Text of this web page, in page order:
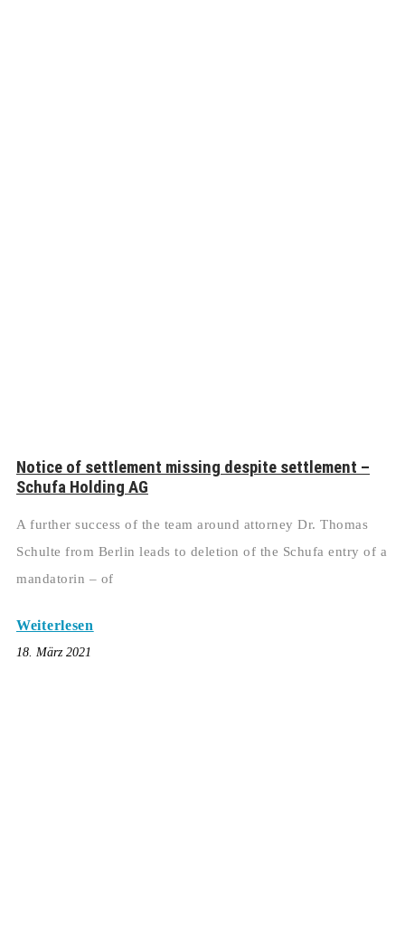
Notice of settlement missing despite settlement –
Schufa Holding AG
A further success of the team around attorney Dr. Thomas
Schulte from Berlin leads to deletion of the Schufa entry of a
mandatorin – of
Weiterlesen
18. März 2021